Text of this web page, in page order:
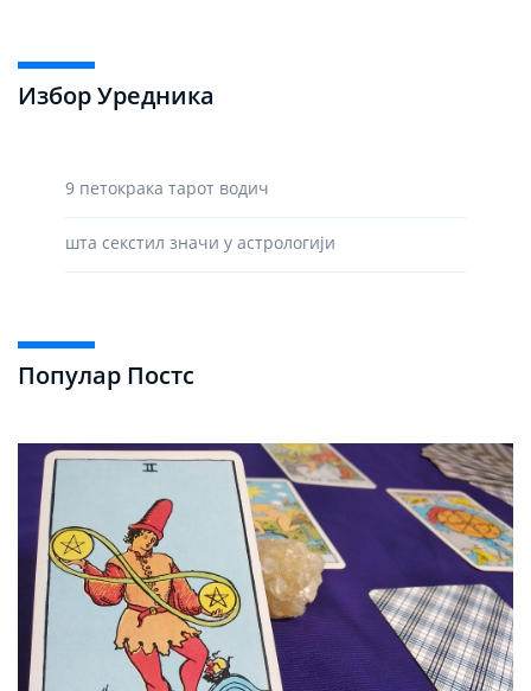
Избор Уредника
9 петокрака тарот водич
шта секстил значи у астрологији
Популар Постс